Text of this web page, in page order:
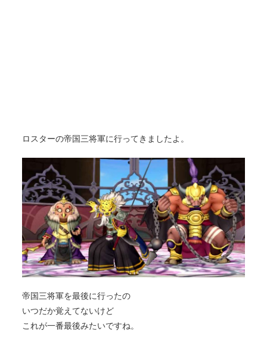
ロスターの帝国三将軍に行ってきましたよ。
帝国三将軍を最後に行ったの
いつだか覚えてないけど
これが一番最後みたいですね。